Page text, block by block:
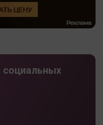
социальных